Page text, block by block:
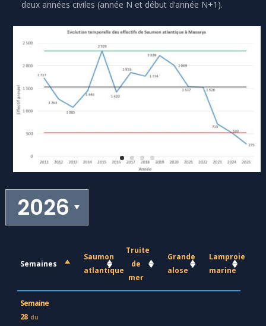
deux années civiles (année N et début d’année N+1).
Semaines
Saumon
atlantique
Truite
de
mer
Grande
alose
Lamproie
marine
Semaine
28 du